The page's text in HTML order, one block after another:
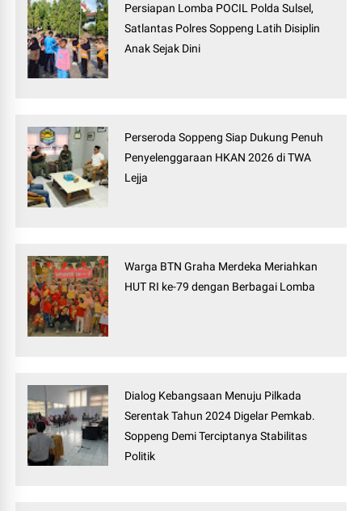
Persiapan Lomba POCIL Polda Sulsel,
Satlantas Polres Soppeng Latih Disiplin
Anak Sejak Dini
Perseroda Soppeng Siap Dukung Penuh
Penyelenggaraan HKAN 2026 di TWA
Lejja
Warga BTN Graha Merdeka Meriahkan
HUT RI ke-79 dengan Berbagai Lomba
Dialog Kebangsaan Menuju Pilkada
Serentak Tahun 2024 Digelar Pemkab.
Soppeng Demi Terciptanya Stabilitas
Politik